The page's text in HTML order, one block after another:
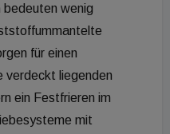
wenig
für einen
verdeckt liegenden
ein Festfrieren im
mit